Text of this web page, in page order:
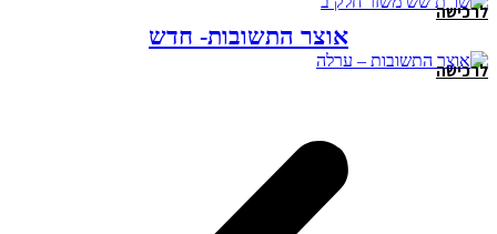
לרכישה
אוצר התשובות- חדש
לרכישה